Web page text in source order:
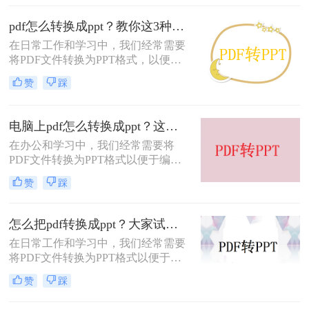
你快速将PDF文件转为PPT，节省宝
贵的时间。
pdf怎么转换成ppt？教你这3种转换方法！
在日常工作和学习中，我们经常需要
将PDF文件转换为PPT格式，以便在
演示或报告中更好地展示内容。虽然
PDF格式具有优秀的可读性和兼容
PPT格式则更为灵活和方便。那么pdf
怎么转换成ppt呢？下面将介绍三种将
PDF转换为PPT的方法，帮助你轻松
实现这一需求。
赞 踩
电脑上pdf怎么转换成ppt？这里教你这4种方法！
在办公和学习中，我们经常需要将
PDF文件转换为PPT格式以便于编辑
和展示。虽然PDF文件的兼容性很
高，但当我们需要修改或重新组织内
脑上pdf怎么转换成ppt呢？以下是四
种在电脑上将PDF转换为PPT的方
法。
赞 踩
怎么把pdf转换成ppt？大家试试这三种方法！
在日常工作和学习中，我们经常需要
将PDF文件转换为PPT格式以便于演
示和讲解。PDF格式的文件虽然便于
阅读，但缺乏PPT的交互性和动态
赞 踩